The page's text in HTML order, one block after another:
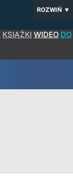
ROZWIŃ ▼
KSIĄŻKI WIDEO DO